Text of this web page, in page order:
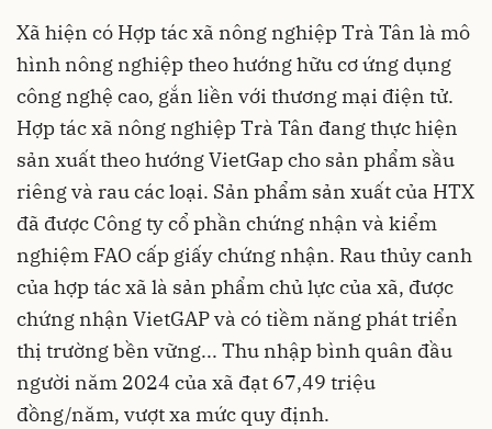
Xã hiện có Hợp tác xã nông nghiệp Trà Tân là mô
hình nông nghiệp theo hướng hữu cơ ứng dụng
công nghệ cao, gắn liền với thương mại điện tử.
Hợp tác xã nông nghiệp Trà Tân đang thực hiện
sản xuất theo hướng VietGap cho sản phẩm sầu
riêng và rau các loại. Sản phẩm sản xuất của HTX
đã được Công ty cổ phần chứng nhận và kiểm
nghiệm FAO cấp giấy chứng nhận. Rau thủy canh
của hợp tác xã là sản phẩm chủ lực của xã, được
chứng nhận VietGAP và có tiềm năng phát triển
thị trường bền vững... Thu nhập bình quân đầu
người năm 2024 của xã đạt 67,49 triệu
đồng/năm, vượt xa mức quy định.